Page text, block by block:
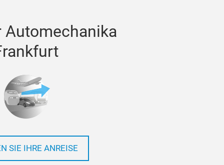
Automechanika
SIE IHRE ANREISE